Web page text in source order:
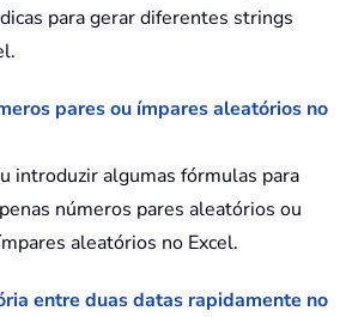
para gerar diferentes strings
pares ou ímpares aleatórios no
introduzir algumas fórmulas para
números pares aleatórios ou
aleatórios no Excel.
entre duas datas rapidamente no